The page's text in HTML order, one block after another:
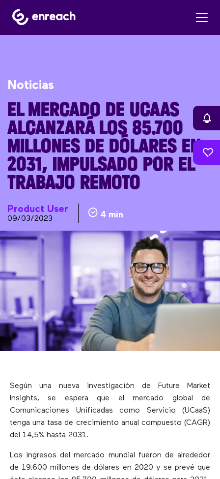
Noticias
EL MERCADO DE UCAAS
ALCANZARÁ LOS 85.700
MILLONES DE DÓLARES EN
2031, IMPULSADO POR EL
TRABAJO REMOTO
Product User
09/03/2023 4 min
Según una nueva investigación de Future Market
Insights, se espera que el mercado global de
Comunicaciones Unificadas como Servicio (UCaaS)
tenga una tasa de crecimiento anual compuesto (CAGR)
del 14,5% hasta 2031.
Los ingresos del mercado mundial fueron de alrededor
de 19.600 millones de dólares en 2020 y se prevé que